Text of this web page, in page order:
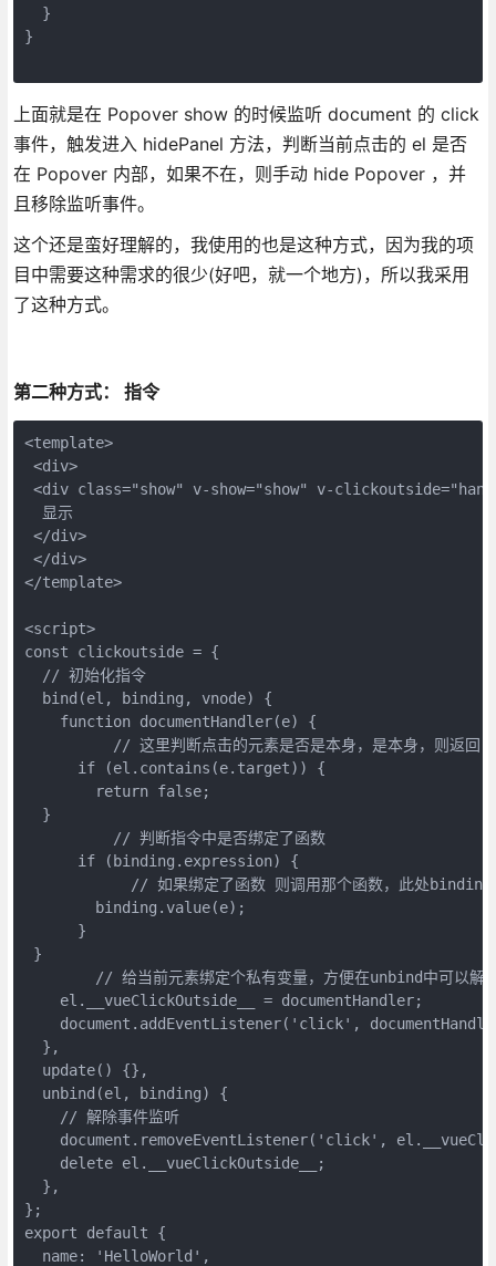
  }
}
上面就是在 Popover show 的时候监听 document 的 click
事件，触发进入 hidePanel 方法，判断当前点击的 el 是否
在 Popover 内部，如果不在，则手动 hide Popover ，并
且移除监听事件。
这个还是蛮好理解的，我使用的也是这种方式，因为我的项
目中需要这种需求的很少(好吧，就一个地方)，所以我采用
了这种方式。
第二种方式： 指令
<template>
<div>
<div class="show" v-show="show" v-
  显示
</div>
</div>
</template>
<script>
const clickoutside = {
  // 初始化指令
  bind(el, binding, vnode) {
    function documentHandler(e) {
      if (el.contains(e.target)) {
        return false;
  }
      if (binding.expression) {
        binding.value(e);
      }
}
    el.__vueClickOutside__ = documentHandler;
document.addEventListener('click',
  },
  update() {},
  unbind(el, binding) {
    // 解除事件监听
document.removeEventListener('click',
    delete el.__vueClickOutside__;
  },
};
export default {
  name: 'HelloWorld',